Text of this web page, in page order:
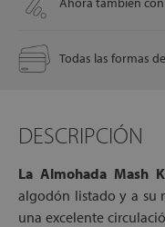
Todas las formas
DESCRIPCIÓN
La Almohada Mash
algodón listado y a su
una excelente